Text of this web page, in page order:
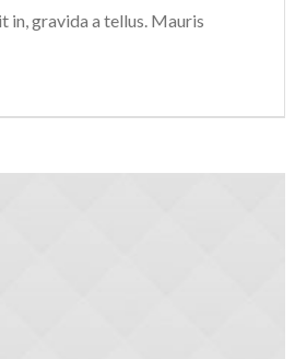
in, gravida a tellus. Mauris